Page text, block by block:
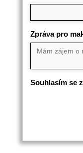
Zpráva pro
Souhlasím se